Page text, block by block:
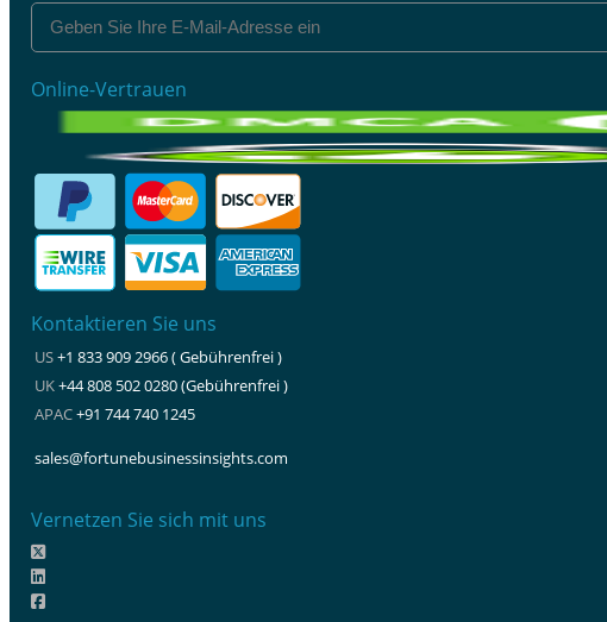
Online-Vertrauen
Kontaktieren Sie uns
US+1 833 909 2966 ( Gebührenfrei )
UK+44 808 502 0280 (Gebührenfrei )
APAC+91 744 740 1245
sales@fortunebusinessinsights.com
Vernetzen Sie sich mit uns